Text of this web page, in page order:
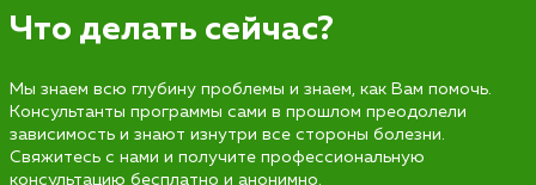
Что делать сейчас?
Мы знаем всю глубину проблемы и знаем, как Вам помочь.
Консультанты программы сами в прошлом преодолели
зависимость и знают изнутри все стороны болезни.
Свяжитесь с нами и получите профессиональную
консультацию бесплатно и анонимно.